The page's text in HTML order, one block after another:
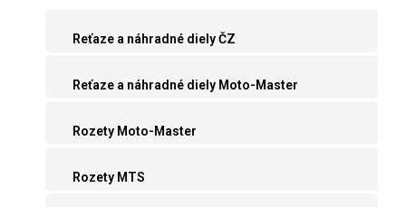
Reťaze a náhradné diely ČZ
Reťaze a náhradné diely Moto-Master
Rozety Moto-Master
Rozety MTS